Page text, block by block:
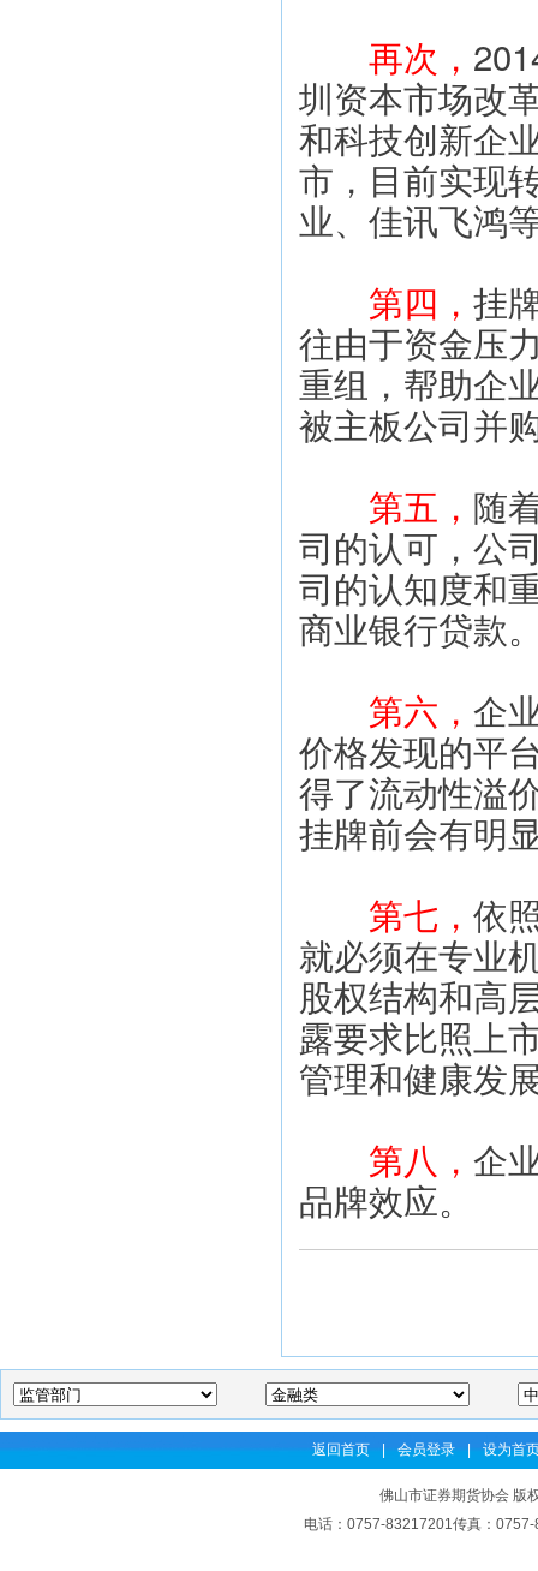
再次，
圳资本市场改
和科技创新企
市，目前实现
业、佳讯飞鸿
第四， 挂
往由于资金压
重组，帮助企
被主板公司并
第五， 随
司的认可，公
司的认知度和
商业银行贷款
第六， 企
价格发现的平
得了流动性溢
挂牌前会有明
第七， 依
就必须在专业
股权结构和高
露要求比照上
管理和健康发
第八， 企
品牌效应。
返回首页 | 会员登录 | 设为首
佛山市证券期货协会 版
电话：0757-83217201传真：